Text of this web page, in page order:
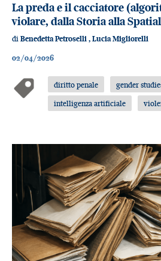
La preda e il cacciatore
violare, dalla Storia alla
di Benedetta Petroselli , Lucia Migliorelli
02/04/2026
diritto penale
gender
intelligenza artificiale